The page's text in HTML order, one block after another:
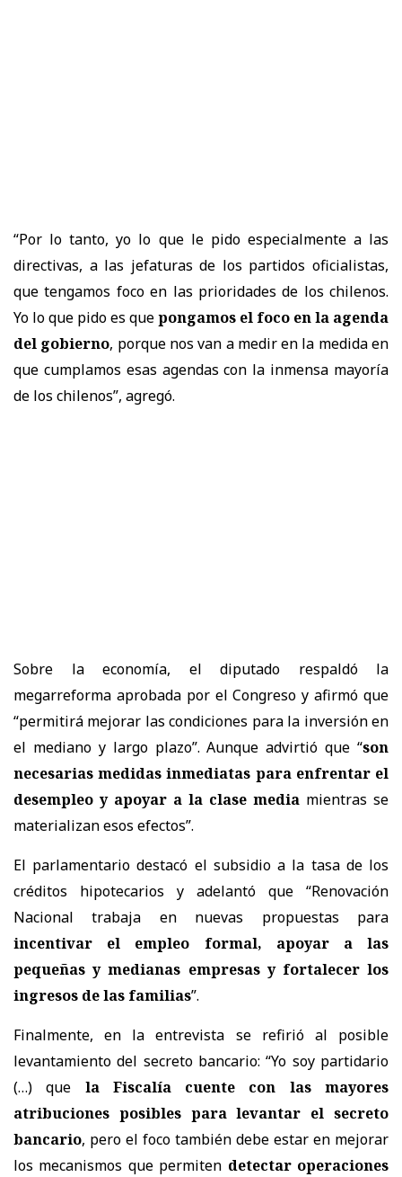
“Por lo tanto, yo lo que le pido especialmente a las
directivas, a las jefaturas de los partidos oficialistas,
que tengamos foco en las prioridades de los chilenos.
Yo lo que pido es quepongamos el foco en la agenda
del gobierno, porque nos van a medir en la medida en
que cumplamos esas agendas con la inmensa mayoría
de los chilenos”, agregó.
Sobre la economía, el diputado respaldó la
megarreforma aprobada por el Congreso y afirmó que
“permitirá mejorar las condiciones para la inversión en
el mediano y largo plazo”. Aunque advirtió que “son
necesarias medidas inmediatas para enfrentar el
desempleo y apoyar a la clase media mientras se
materializan esos efectos”.
El parlamentario destacó el subsidio a la tasa de los
créditos hipotecarios y adelantó que “Renovación
Nacional trabaja en nuevas propuestas para
incentivar el empleo formal, apoyar a las
pequeñas y medianas empresas y fortalecer los
ingresos de las familias”.
Finalmente, en la entrevista se refirió al posible
levantamiento del secreto bancario: “Yo soy partidario
(…) que la Fiscalía cuente con las mayores
atribuciones posibles para levantar el secreto
bancario, pero el foco también debe estar en mejorar
los mecanismos que permiten detectar operaciones